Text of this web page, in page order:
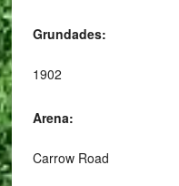
Grundades:
1902
Arena:
Carrow Road